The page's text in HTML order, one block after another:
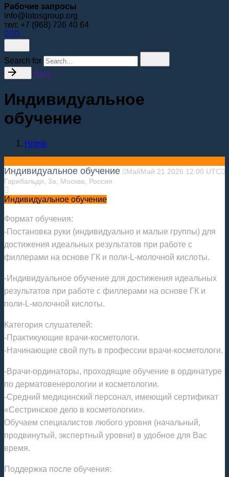
Рабочие запросы
info@lotosgroup.org
тел: +7 (968) 726 40 64
Search for
Back
Индивидуальное
обучение
Home
Индивидуальное обучение МайМай 21 2026 12:00 UTC
Гарибальди, 3а, Москва, Россия
Индивидуальное обучение
Формат обучения:
-Постановка руки (индивидуально и малые группы) для
достижения идеальных результатов при работе с
филлерами на основе ГК и поли-L-молочной кислоты.
-Индивидуальное обучение для достижения идеальных
результатов при работе с филлерами на основе ГК и
поли-L-молочной кислоты.
Категория слушателей:
-Практикующие врачи-косметологи.
-Начинающие свой путь в профессии врачи-косметологи.
-Врачи-ординаторы, проходящие обучение в ординатуре
по дерматовенерологии и косметологии.
-Средний медицинский персонал, имеющий сертификат
«Сестринское дело в косметологии».
Обучаем специалистов любого уровня (начальный,
продвинутый, экспертный уровни) в удобное для Вас
время.
Поддержка после обучения: